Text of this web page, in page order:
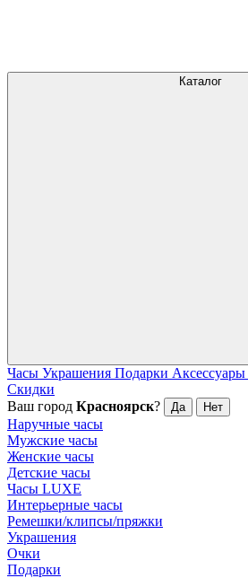
Каталог
Часы Украшения Подарки Аксессуары
Скидки
Ваш город Красноярск? Да Нет
Наручные часы
Мужские часы
Женские часы
Детские часы
Часы LUXE
Интерьерные часы
Ремешки/клипсы/пряжки
Украшения
Очки
Подарки